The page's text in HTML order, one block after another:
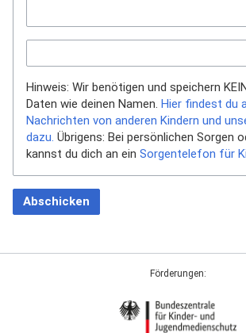
Hinweis: Wir benötigen und speichern
Daten wie deinen Namen. Hier findest du
Nachrichten von anderen Kindern und
dazu. Übrigens: Bei persönlichen Sorgen
kannst du dich an ein Sorgentelefon für
Abschicken
Förderungen: